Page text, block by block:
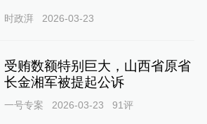
时政湃 2026-03-23
受贿数额特别巨大，山西省原省
长金湘军被提起公诉
一号专案 2026-03-23 91评